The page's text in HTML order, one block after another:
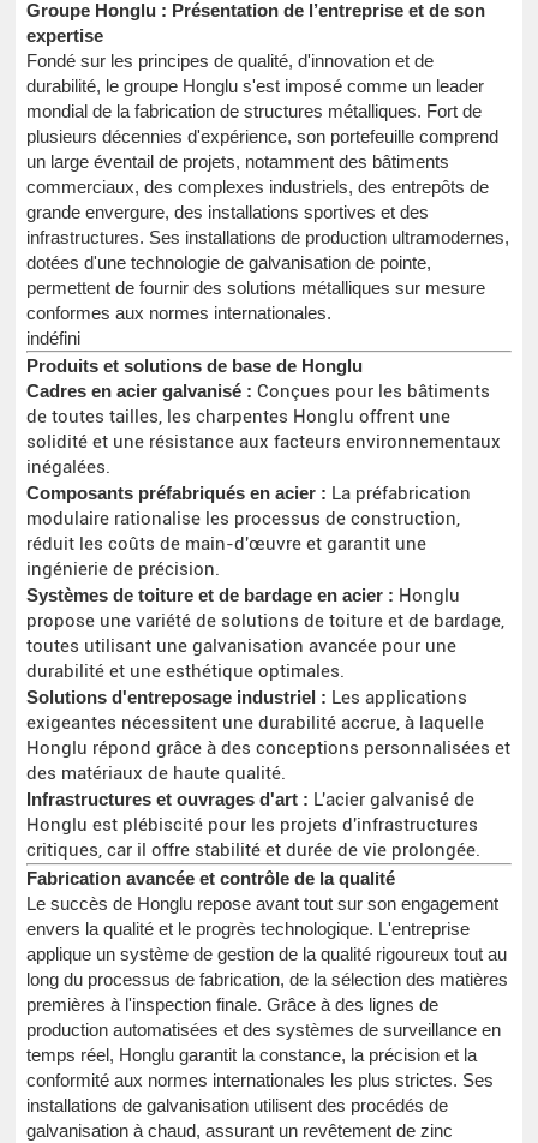
Groupe Honglu : Présentation de l’entreprise et de son
expertise
Fondé sur les principes de qualité, d'innovation et de
durabilité, le groupe Honglu s'est imposé comme un leader
mondial de la fabrication de structures métalliques. Fort de
plusieurs décennies d'expérience, son portefeuille comprend
un large éventail de projets, notamment des bâtiments
commerciaux, des complexes industriels, des entrepôts de
grande envergure, des installations sportives et des
infrastructures. Ses installations de production ultramodernes,
dotées d'une technologie de galvanisation de pointe,
permettent de fournir des solutions métalliques sur mesure
conformes aux normes internationales.
indéfini
Produits et solutions de base de Honglu
Cadres en acier galvanisé : Conçues pour les bâtiments
de toutes tailles, les charpentes Honglu offrent une
solidité et une résistance aux facteurs environnementaux
inégalées.
Composants préfabriqués en acier : La préfabrication
modulaire rationalise les processus de construction,
réduit les coûts de main-d'œuvre et garantit une
ingénierie de précision.
Systèmes de toiture et de bardage en acier : Honglu
propose une variété de solutions de toiture et de bardage,
toutes utilisant une galvanisation avancée pour une
durabilité et une esthétique optimales.
Solutions d'entreposage industriel : Les applications
exigeantes nécessitent une durabilité accrue, à laquelle
Honglu répond grâce à des conceptions personnalisées et
des matériaux de haute qualité.
Infrastructures et ouvrages d'art : L'acier galvanisé de
Honglu est plébiscité pour les projets d'infrastructures
critiques, car il offre stabilité et durée de vie prolongée.
Fabrication avancée et contrôle de la qualité
Le succès de Honglu repose avant tout sur son engagement
envers la qualité et le progrès technologique. L'entreprise
applique un système de gestion de la qualité rigoureux tout au
long du processus de fabrication, de la sélection des matières
premières à l'inspection finale. Grâce à des lignes de
production automatisées et des systèmes de surveillance en
temps réel, Honglu garantit la constance, la précision et la
conformité aux normes internationales les plus strictes. Ses
installations de galvanisation utilisent des procédés de
galvanisation à chaud, assurant un revêtement de zinc